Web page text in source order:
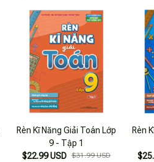
Rèn Kĩ Năng Giải Toán Lớp
9 - Tập 1
$22.99 USD $31.99 USD
Rèn